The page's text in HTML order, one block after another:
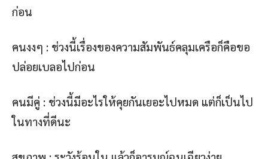
ก่อน
คนงงๆ : ช่วงนี้เรื่องของความสัมพันธ์คลุมเครือก็คือขอ
ปล่อยเบลอไปก่อน
คนมีคู่ : ช่วงนี้มีอะไรให้คุยกันเยอะไปหมด แต่ก็เป็นไป
ในทางที่ดีนะ